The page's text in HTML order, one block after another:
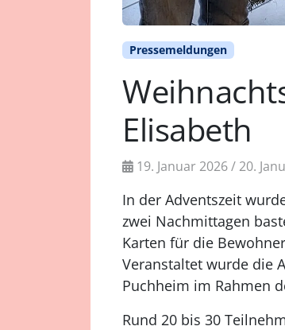
Pressemeldungen
Elisabeth
19. Januar 2026/ 20.
In der Adventszeit
zwei Nachmittagen
Karten für die
Veranstaltet wurde die
Puchheim im Rahmen
Rund 20 bis 30